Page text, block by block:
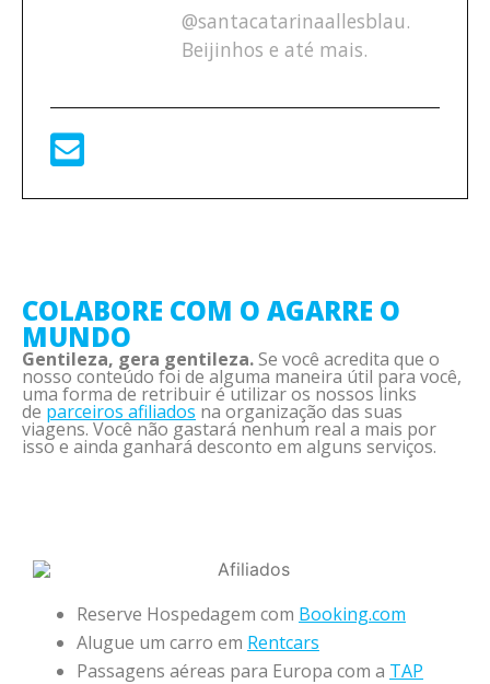
@santacatarinaallesblau.
Beijinhos e até mais.
COLABORE COM O AGARRE O
MUNDO
Gentileza, gera gentileza.Se você acredita que o
nosso conteúdo foi de alguma maneira útil para você,
uma forma de retribuir é utilizar os nossos links
de parceiros afiliados na organização das suas
viagens. Você não gastará nenhum real a mais por
isso e ainda ganhará desconto em alguns serviços.
Reserve Hospedagem com Booking.com
Alugue um carro em Rentcars
Passagens aéreas para Europa com a TAP